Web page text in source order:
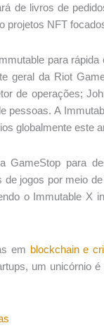
de livros de
projetos NFT
para
geral da Riot
de operações;
pessoas. A
globalmente este
GameStop para
jogos por meio
o Immutable X
em blockchain e
um unicórnio